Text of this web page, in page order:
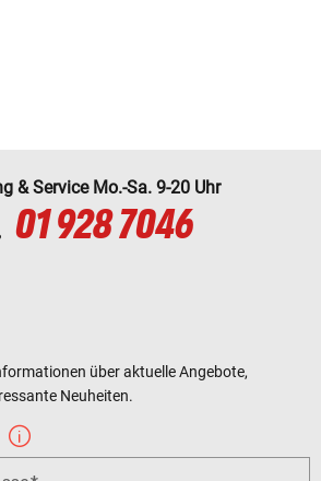
& Service Mo.-Sa. 9-20 Uhr
01 928 7046
über aktuelle Angebote,
Neuheiten.